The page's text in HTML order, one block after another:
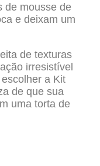
de mousse de
e deixam um
de texturas
irresistível
a Kit
de que sua
uma torta de